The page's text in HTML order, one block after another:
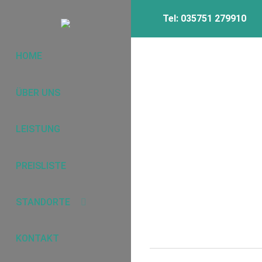
HOME
ÜBER UNS
LEISTUNG
PREISLISTE
STANDORTE
KONTAKT
Tel: 035751 279910